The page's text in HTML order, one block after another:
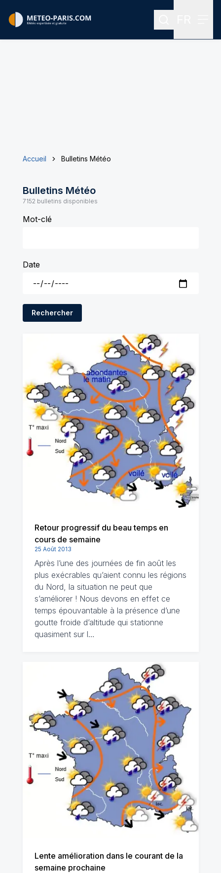
Rechercher
Accueil Bulletins Météo
Bulletins Météo
7152 bulletins disponibles
Mot-clé
Date
Rechercher
Retour progressif du beau temps en
cours de semaine
25 Août 2013
Après l’une des journées de fin août les
plus exécrables qu’aient connu les régions
du Nord, la situation ne peut que
s’améliorer ! Nous devons en effet ce
temps épouvantable à la présence d’une
goutte froide d’altitude qui stationne
quasiment sur l…
Lente amélioration dans le courant de la
semaine prochaine